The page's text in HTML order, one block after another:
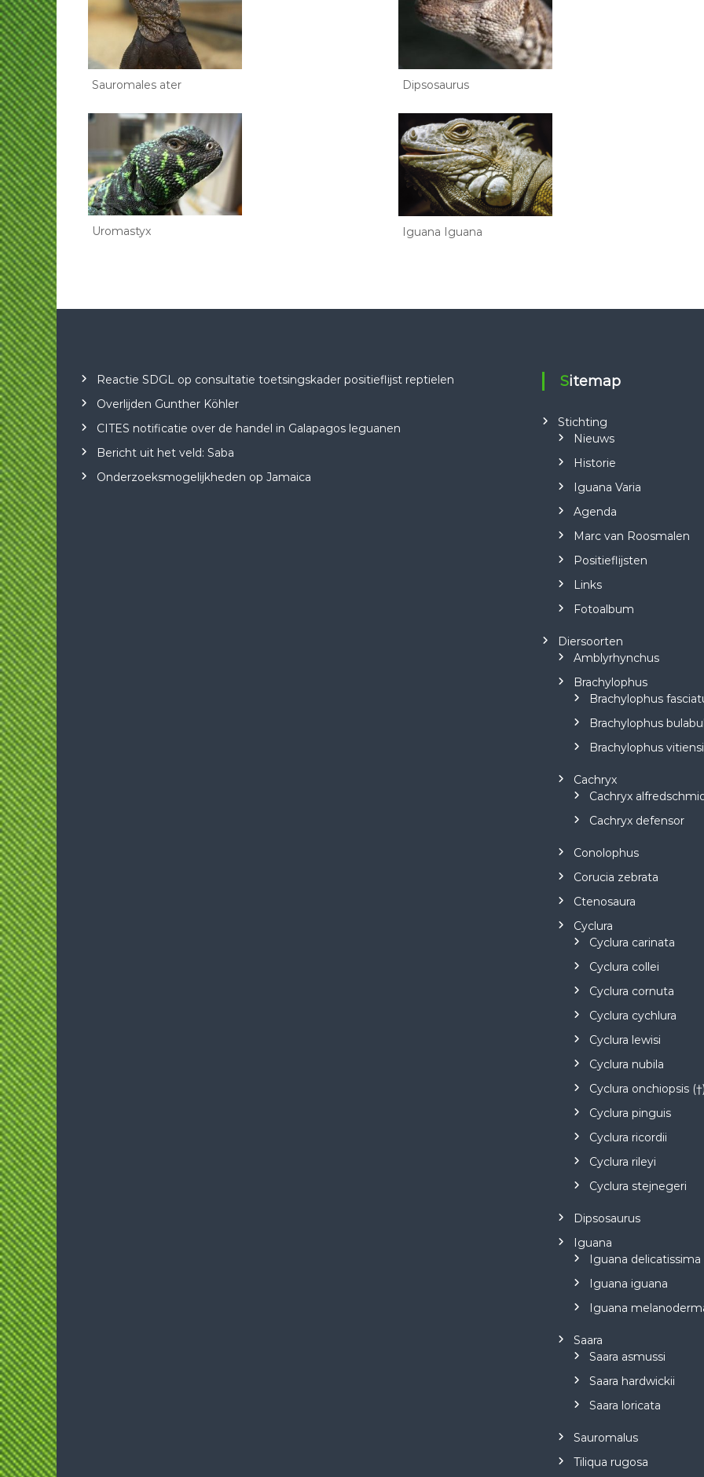
Sauromales ater
Uromastyx
Dipsosaurus
Iguana Iguana
Reactie SDGL op consultatie toetsingskader positieflijst reptielen
Overlijden Gunther Köhler
CITES notificatie over de handel in Galapagos leguanen
Bericht uit het veld: Saba
Onderzoeksmogelijkheden op Jamaica
Sitemap
Stichting
Nieuws
Historie
Iguana Varia
Agenda
Marc van Roosmalen
Positieflijsten
Links
Fotoalbum
Diersoorten
Amblyrhynchus
Brachylophus
Brachylophus
Brachylophus
Brachylophus
Cachryx
Cachryx
Cachryx defensor
Conolophus
Corucia zebrata
Ctenosaura
Cyclura
Cyclura carinata
Cyclura collei
Cyclura cornuta
Cyclura cychlura
Cyclura lewisi
Cyclura nubila
Cyclura onchiopsis
Cyclura pinguis
Cyclura ricordii
Cyclura rileyi
Cyclura stejnegeri
Dipsosaurus
Iguana
Iguana delicatissima
Iguana iguana
Iguana
Saara
Saara asmussi
Saara hardwickii
Saara loricata
Sauromalus
Tiliqua rugosa